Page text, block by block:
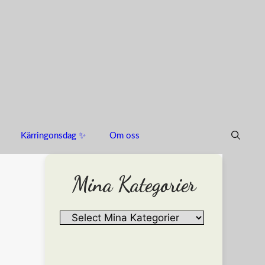
Kärringonsdag ✨ Om oss
Mina Kategorier